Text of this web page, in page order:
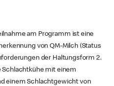
am Programm ist eine
von QM-Milch (Status
der Haltungsform 2.
Schlachtkühe mit einem
einem Schlachtgewicht von